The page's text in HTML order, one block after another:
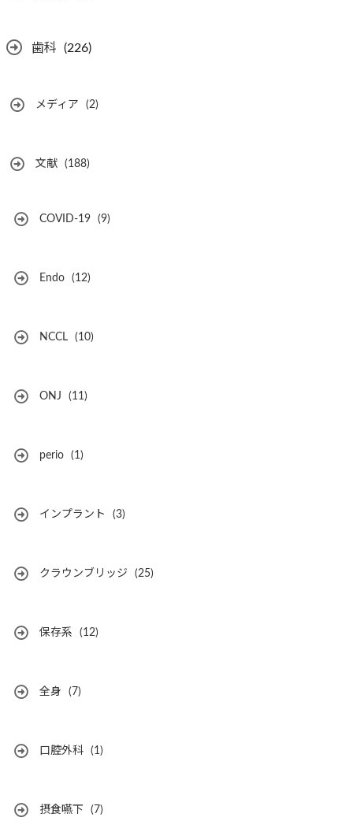
歯科 (226)
メディア (2)
文献 (188)
COVID-19 (9)
Endo (12)
NCCL (10)
ONJ (11)
perio (1)
インプラント (3)
クラウンブリッジ (25)
保存系 (12)
全身 (7)
口腔外科 (1)
摂食嚥下 (7)